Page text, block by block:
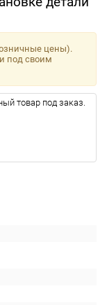
цены).
под своим
товар под заказ.